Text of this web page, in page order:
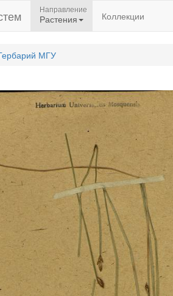
Направление
Растения Коллекции
МГУ